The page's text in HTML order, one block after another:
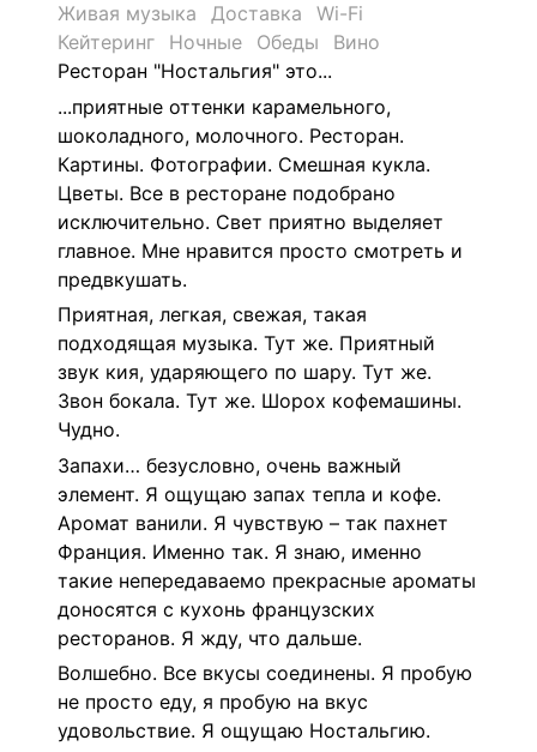
Живая музыка
Доставка
Wi-Fi
Кейтеринг
Ночные Обеды
Вино
Ресторан "Ностальгия" это...
...приятные оттенки карамельного,
шоколадного, молочного. Ресторан.
Картины. Фотографии. Смешная кукла.
Цветы. Все в ресторане подобрано
исключительно. Свет приятно выделяет
главное. Мне нравится просто смотреть и
предвкушать.
Приятная, легкая, свежая, такая
подходящая музыка. Тут же. Приятный
звук кия, ударяющего по шару. Тут же.
Звон бокала. Тут же. Шорох кофемашины.
Чудно.
Запахи… безусловно, очень важный
элемент. Я ощущаю запах тепла и кофе.
Аромат ванили. Я чувствую – так пахнет
Франция. Именно так. Я знаю, именно
такие непередаваемо прекрасные ароматы
доносятся с кухонь французских
ресторанов. Я жду, что дальше.
Волшебно. Все вкусы соединены. Я пробую
не просто еду, я пробую на вкус
удовольствие. Я ощущаю Ностальгию.